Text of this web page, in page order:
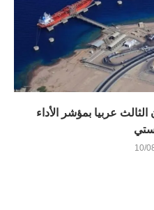
عربيا بمؤشر الأداء
10/